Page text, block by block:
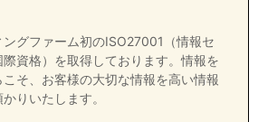
グファーム初のISO27001（情報セ
資格）を取得しております。情報を
そ、お客様の大切な情報を高い情報
りいたします。